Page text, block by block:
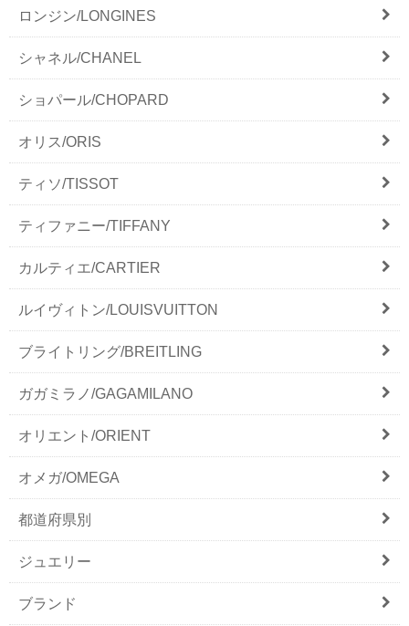
ロンジン/LONGINES
シャネル/CHANEL
ショパール/CHOPARD
オリス/ORIS
ティソ/TISSOT
ティファニー/TIFFANY
カルティエ/CARTIER
ルイヴィトン/LOUISVUITTON
ブライトリング/BREITLING
ガガミラノ/GAGAMILANO
オリエント/ORIENT
オメガ/OMEGA
都道府県別
ジュエリー
ブランド